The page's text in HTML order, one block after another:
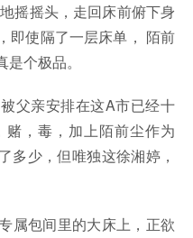
摇摇头，走回床前俯下身
即使隔了一层床单， 陌前
个极品。
亲安排在这A市已经十
，毒，加上陌前尘作为
多少，但唯独这徐湘婷，
包间里的大床上，正欲